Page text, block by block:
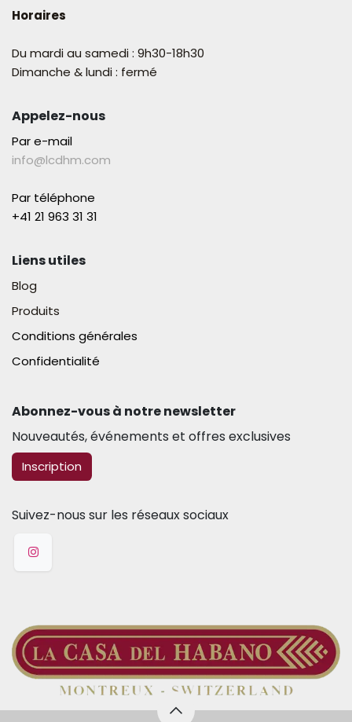
Horaires
Du mardi au samedi : 9h30-18h30
Dimanche & lundi : fermé
Appelez-nous
Par e-mail
info@lcdhm.com
Par téléphone
+41 21 963 31 31​
Liens utiles
Blog
Produits
Conditions générales
Confidentialité
Abonnez-vous à notre newsletter​
Nouveautés, événements et offres exclusives
​​​​Inscription
Suivez-nous sur les réseaux sociaux